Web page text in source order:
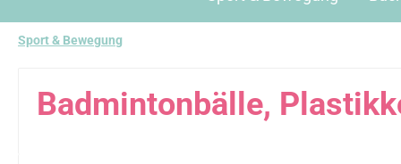
Sport & Bewegung
Badmintonbälle,